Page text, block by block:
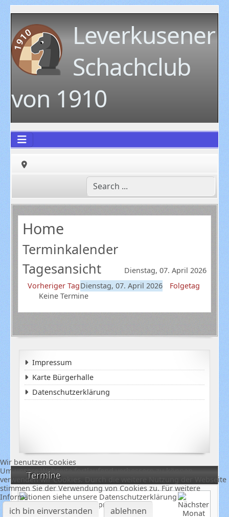
Leverkusener
Schachclub
von 1910
Termine
April 2026
Home
Terminkalender
Tagesansicht
Dienstag, 07. April 2026
Vorheriger TagDienstag, 07. April 2026
Folgetag
Keine Termine
Impressum
Karte Bürgerhalle
Datenschutzerklärung
Wir benutzen Cookies
Um unsere Webseite fortlaufend verbessern zu können,
verwenden wir Cookies. Durch die weitere Nutzung der Webseite
stimmen Sie der Verwendung von Cookies zu. Für weitere
Informationen siehe unsere Datenschutzerklärung
ich bin einverstanden ablehnen